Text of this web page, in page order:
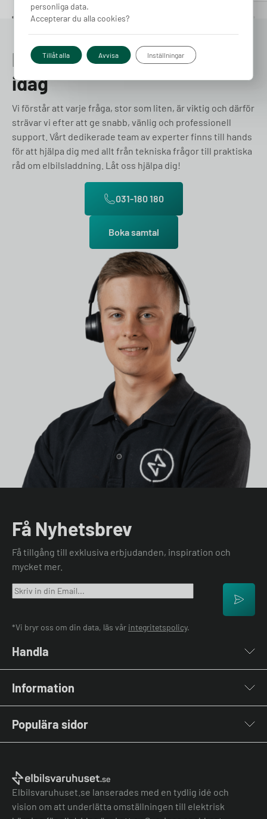
Prata med en expert redan
idag
Vi förstår att varje fråga, stor som liten, är viktig och därför
strävar vi efter att ge snabb, vänlig och professionell
support. Vårt dedikerade team av experter finns till hands
för att hjälpa dig med allt från tekniska frågor till praktiska
råd om elbilsladdning. Låt oss hjälpa dig!
031-180 180
Boka samtal
Få Nyhetsbrev
Få tillgång till exklusiva erbjudanden, inspiration och
mycket mer.
*Vi bryr oss om din data, läs vår integritetspolicy.
Handla
Laddkablar
Kabelhållare
Stolpar & Fästen
Portabla Laddare
Övriga tillbehör
Information
Kontakta oss
Vanliga frågor & svar
El-lexikon
Installation
Grön teknik bidrag
Lastbalansering
Populära sidor
Elbilsladdare företag
Laddbox bäst i test
Bilmärken
Elbilsvaruhuset.se lanserades med en tydlig idé och
vision om att underlätta omställningen till elektrisk
personliga data.
Accepterar du alla cookies?
Tillåt alla Avvisa Inställningar